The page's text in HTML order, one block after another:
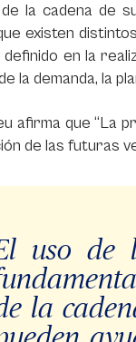
de la cadena de
existen
definido en la
la demanda, la
afirma que ‘‘La
de las futuras
uso de
la